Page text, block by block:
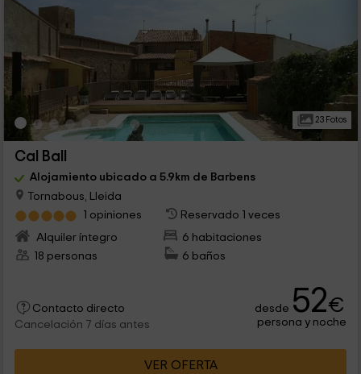
23 Fotos
Cal Ball
Alojamiento ubicado a 5.9km de Barbens
Tornabous, Lleida
1 opiniones
Reservado 1 veces
Alquiler íntegro
6 habitaciones
18 personas
6 baños
Contacto directo
Cancelación 7 días antes
desde 52€
persona y noche
VER OFERTA